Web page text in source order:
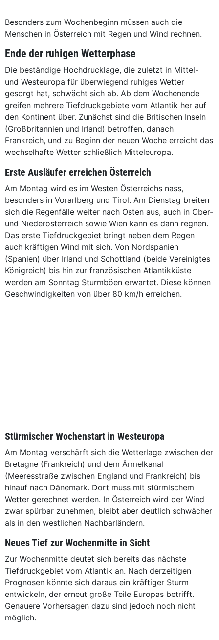
Besonders zum Wochenbeginn müssen auch die
Menschen in Österreich mit Regen und Wind rechnen.
Ende der ruhigen Wetterphase
Die beständige Hochdrucklage, die zuletzt in Mittel-
und Westeuropa für überwiegend ruhiges Wetter
gesorgt hat, schwächt sich ab. Ab dem Wochenende
greifen mehrere Tiefdruckgebiete vom Atlantik her auf
den Kontinent über. Zunächst sind die Britischen Inseln
(Großbritannien und Irland) betroffen, danach
Frankreich, und zu Beginn der neuen Woche erreicht das
wechselhafte Wetter schließlich Mitteleuropa.
Erste Ausläufer erreichen Österreich
Am Montag wird es im Westen Österreichs nass,
besonders in Vorarlberg und Tirol. Am Dienstag breiten
sich die Regenfälle weiter nach Osten aus, auch in Ober-
und Niederösterreich sowie Wien kann es dann regnen.
Das erste Tiefdruckgebiet bringt neben dem Regen
auch kräftigen Wind mit sich. Von Nordspanien
(Spanien) über Irland und Schottland (beide Vereinigtes
Königreich) bis hin zur französischen Atlantikküste
werden am Sonntag Sturmböen erwartet. Diese können
Geschwindigkeiten von über 80 km/h erreichen.
Stürmischer Wochenstart in Westeuropa
Am Montag verschärft sich die Wetterlage zwischen der
Bretagne (Frankreich) und dem Ärmelkanal
(Meeresstraße zwischen England und Frankreich) bis
hinauf nach Dänemark. Dort muss mit stürmischem
Wetter gerechnet werden. In Österreich wird der Wind
zwar spürbar zunehmen, bleibt aber deutlich schwächer
als in den westlichen Nachbarländern.
Neues Tief zur Wochenmitte in Sicht
Zur Wochenmitte deutet sich bereits das nächste
Tiefdruckgebiet vom Atlantik an. Nach derzeitigen
Prognosen könnte sich daraus ein kräftiger Sturm
entwickeln, der erneut große Teile Europas betrifft.
Genauere Vorhersagen dazu sind jedoch noch nicht
möglich.